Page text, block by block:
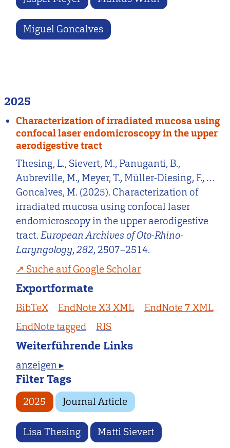
Miguel Goncalves
2025
Characterization of irradiated mucosa using
confocal laser endomicroscopy in the upper
aerodigestive tract
Thesing, L., Sievert, M., Panuganti, B.,
Aubreville, M., Meyer, T., Müller-Diesing, F., …
Goncalves, M. (2025). Characterization of
irradiated mucosa using confocal laser
endomicroscopy in the upper aerodigestive
tract.European Archives of Oto-Rhino-
Laryngology,282, 2507–2514.
Suche auf Google Scholar
Exportformate
BibTeX EndNote X3 XML
EndNote 7 XML
EndNote tagged
RIS
Weiterführende Links
anzeigen ▸
Filter Tags
2025 Journal Article
Lisa Thesing Matti Sievert